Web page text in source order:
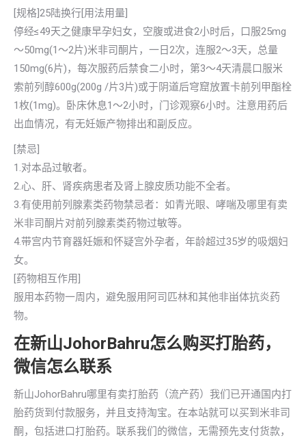
[规格]25陆换行[用法用量]
停经≤49天之健康早孕妇女，空腹或进食2小时后，口服25mg
～50mg(1～2片)米非司酮片，一日2次，连服2～3天，总量
150mg(6片)，每次服药后禁食二小时，第3～4天清晨口服米
索前列醇600g(200g /片3片)或于阴道后穹窟放置卡前列甲酯栓
1枚(1mg)。卧床休息1～2小时，门诊观察6小时。注意用药后
出血情况，有无妊娠产物排出和副反应。
[禁忌]
1.对本品过敏者。
2.心、肝、肾疾病患者及肾上腺皮质功能不全者。
3.有使用前列腺素类药物禁忌者：如青光眼、哮喘及哪里有卖
米非司酮片对前列腺素类药物过敏等。
4.带宫内节育器妊娠和怀疑宫外孕者，年龄超过35岁的吸烟妇
女。
[药物相互作用]
服用本药物一周内，避免服用阿司匹林和其他非畄体抗炎药
物。
在新山JohorBahru怎么购买打胎药，
微信怎么联系
新山JohorBahru哪里有卖打胎药（流产药）我们已开通国内打
胎药货到付款服务，并且支持淘宝。在本站就可以买到米非司
酮，包括进口打胎药。联系我们的微信，无需预先支付货款，